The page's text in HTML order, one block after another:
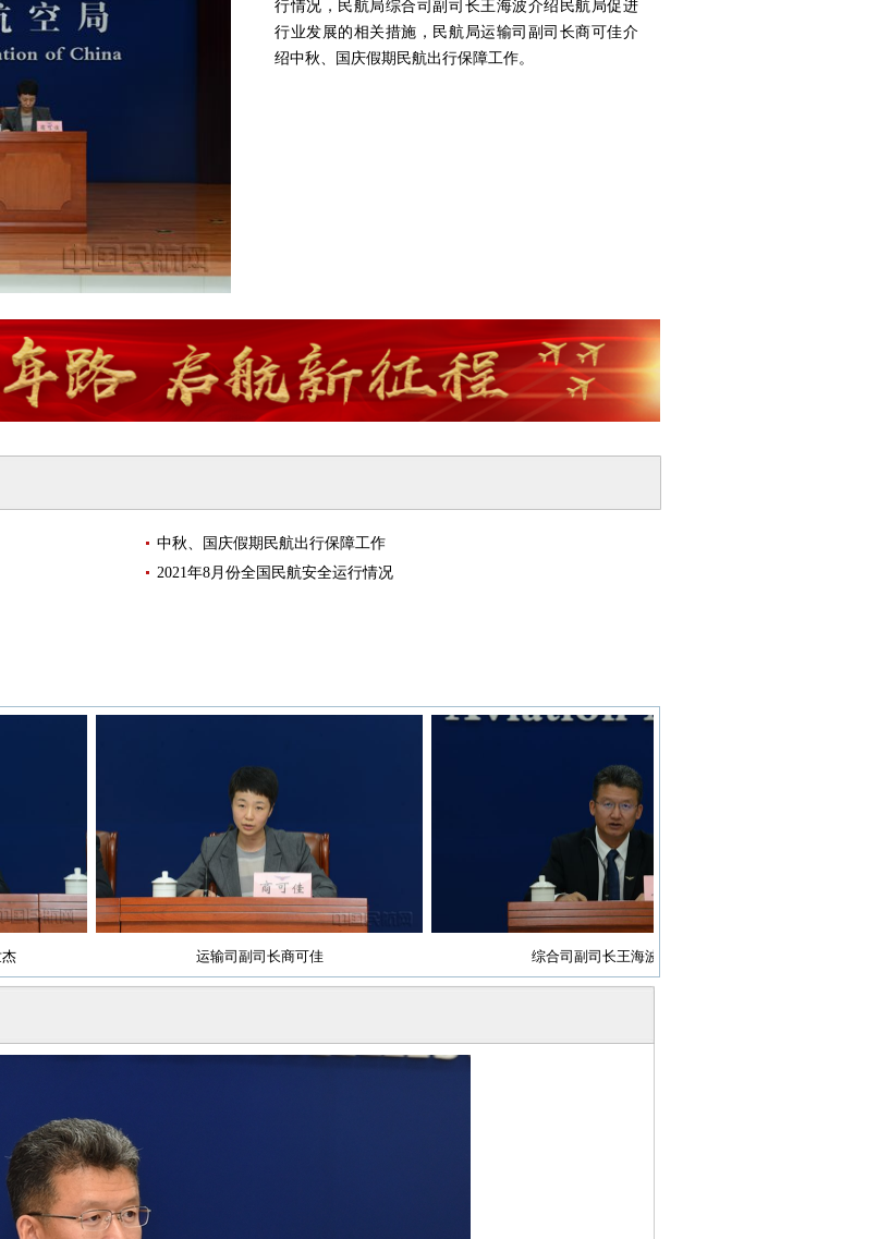
行情况，民航局综合司副司长王海波介绍民航局促进
行业发展的相关措施，民航局运输司副司长商可佳介
绍中秋、国庆假期民航出行保障工作。
中秋、国庆假期民航出行保障工作
2021年8月份全国民航安全运行情况
运输司副司长商可佳 综合司副司长王海波